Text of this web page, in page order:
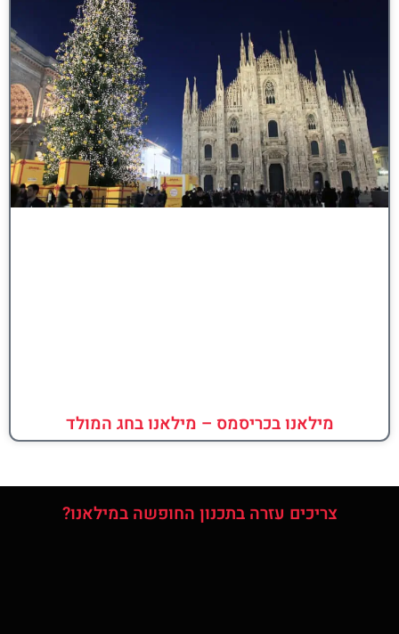
מילאנו בכריסמס – מילאנו בחג המולד
צריכים עזרה בתכנון החופשה במילאנו?